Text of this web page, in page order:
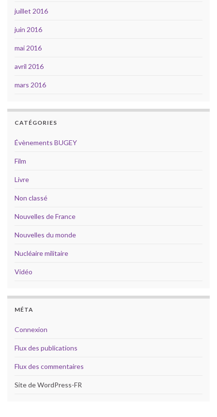
juillet 2016
juin 2016
mai 2016
avril 2016
mars 2016
CATÉGORIES
Évènements BUGEY
Film
Livre
Non classé
Nouvelles de France
Nouvelles du monde
Nucléaire militaire
Vidéo
MÉTA
Connexion
Flux des publications
Flux des commentaires
Site de WordPress-FR